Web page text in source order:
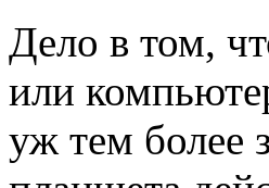
Дело в том,
или
уж тем более